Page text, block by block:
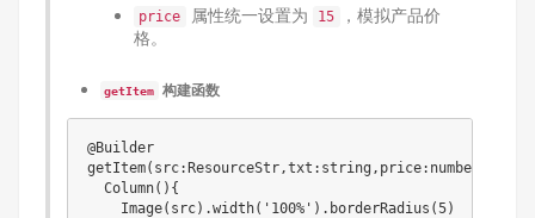
price 属性统一设置为 15
，模拟产品价
格。
getItem 构建函数
@Builder
getItem(src:ResourceStr,txt:string,price:number){
  Column(){
    Image(src).width('100%').borderRadius(5)